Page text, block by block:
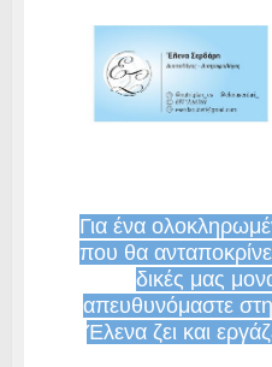
Για ένα
που θα
δικές μας
απευθυνόμαστε
Έλενα ζει και